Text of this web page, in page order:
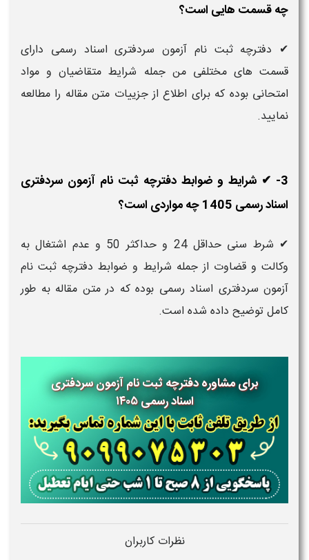
چه قسمت هایی است؟
✔ دفترچه ثبت نام آزمون سردفتری اسناد رسمی دارای
قسمت های مختلفی من جمله شرایط متقاضیان و مواد
امتحانی بوده که برای اطلاع از جزییات متن مقاله را مطالعه
نمایید.
3- ✔ شرایط و ضوابط دفترچه ثبت نام آزمون سردفتری
اسناد رسمی 1405 چه مواردی است؟
✔ شرط سنی حداقل 24 و حداکثر 50 و عدم اشتغال به
وکالت و قضاوت از جمله شرایط و ضوابط دفترچه ثبت نام
آزمون سردفتری اسناد رسمی بوده که در متن مقاله به طور
کامل توضیح داده شده است.
برای مشاوره دفترچه ثبت نام آزمون سردفتری
اسناد رسمی ۱۴۰۵
نظرات کاربران